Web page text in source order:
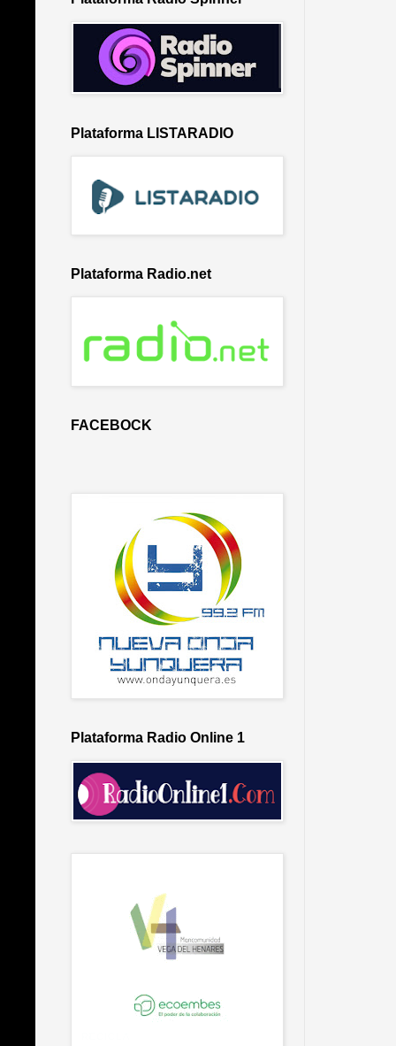
Plataforma LISTARADIO
Plataforma Radio.net
FACEBOCK
Plataforma Radio Online 1